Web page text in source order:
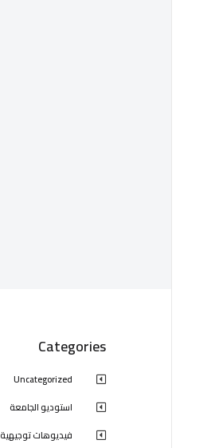
Categories
Uncategorized
استوديو الجامعة
فيديوهات توجيهية